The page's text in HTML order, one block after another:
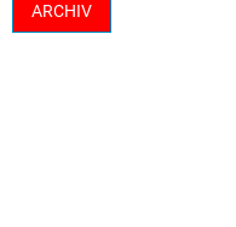
ARCHIV